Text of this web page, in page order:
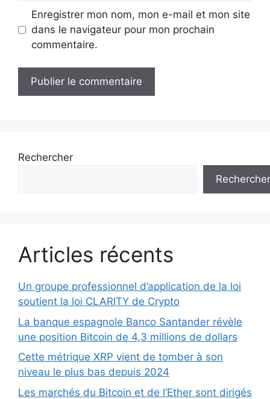
Enregistrer mon nom, mon e-mail et mon site
dans le navigateur pour mon prochain
commentaire.
Rechercher
Rechercher
Articles récents
Un groupe professionnel d’application de la loi
soutient la loi CLARITY de Crypto
La banque espagnole Banco Santander révèle
une position Bitcoin de 4,3 millions de dollars
Cette métrique XRP vient de tomber à son
niveau le plus bas depuis 2024
Les marchés du Bitcoin et de l’Ether sont dirigés